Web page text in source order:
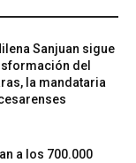
Sanjuan sigue
del
la mandataria
a los 700.000